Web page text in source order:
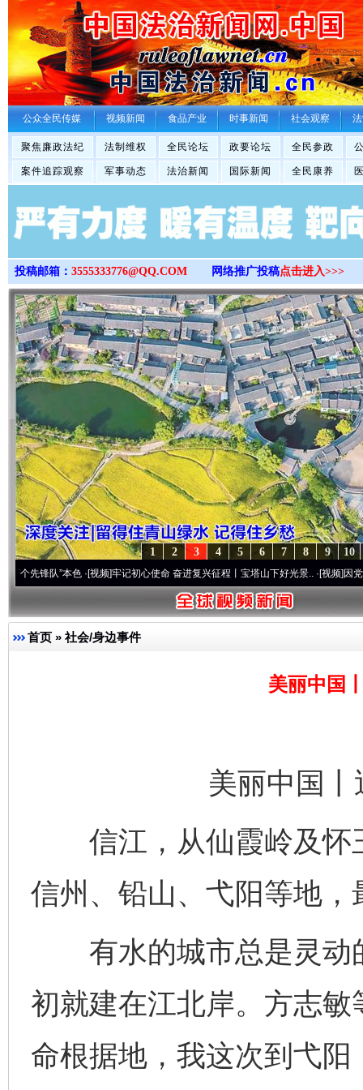
>
公众全民传媒 视频新闻 食品产业 时事新闻 社会观察
聚焦廉政法纪 法制维权 全民论坛 政要论坛 全民参政
案件追踪观察 军事动态 法治新闻 国际新闻 全民康养
投稿邮箱： 3555333776@QQ.COM 网络推广投稿点击进入>>>
10
9
8
7
6
5
4
3
2
1
本色·[视频]牢记初心使命 奋进复兴征程丨宝塔山下好光景..·[视频]因党而生 为党
首页 » 社会/身边事件
美丽中国
美丽中国
信江，从仙霞岭及怀
信州、铅山、弋阳等地
有水的城市总是灵动
初就建在江北岸。方志
命根据地，我这次到弋